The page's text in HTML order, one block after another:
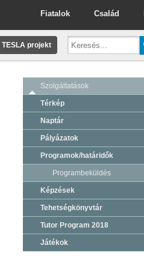
Család
Fiatalok
TESLA projekt
Szolgáltatások
Térkép
Naptár
Pályázatok
Programok/határidők
Programbeküldés
Képzések
Tehetségkönyvtár
Tutor Program 2018
Játékok